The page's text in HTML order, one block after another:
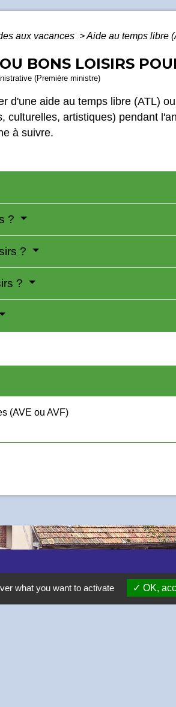
aux vacances >Aide au temps libre
BONS LOISIRS
(Première ministre)
d'une aide au temps libre (ATL)
culturelles, artistiques) pendant
à suivre.
?
?
?
(AVE ou AVF)
what you want to activate OK,